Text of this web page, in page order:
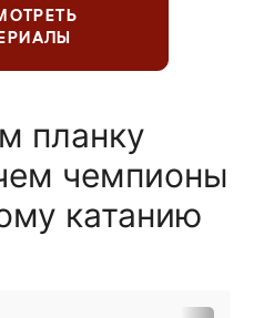
планку
чемпионы
катанию